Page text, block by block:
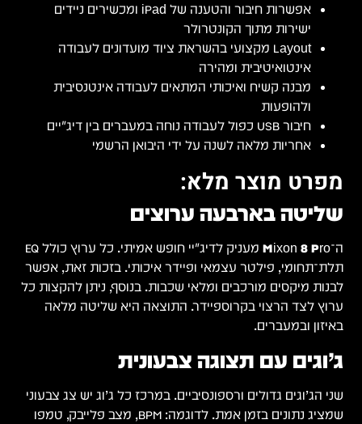
אפשרות חיבור והטענה של iPad ומכשירים ניידים
ישירות מתוך הקונטרולר
Layout מקצועי בהשראת ציוד מועדונים לעבודה
אינטואיטיבית ומהירה
מבנה קשיח ואיכותי המתאים לעבודה אינטנסיבית
ולהופעות
חיבור USB כפול לעבודה נוחה במעברים בין דיג׳יים
אחריות מלאה לשנה על ידי היבואן הרשמי
מפרט מוצר מלא:
שליטה בארבעה ערוצים
ה־Mixon 8 Pro
מעניק לדיג׳יי חופש אמיתי. כל ערוץ כולל EQ
תלת־תחומי, פילטר עצמאי ופיידר איכותי. בזכות זאת, אפשר
לבנות מיקסים מורכבים ומלאי שכבות. בנוסף, ניתן להקצות כל
ערוץ לצד הרצוי בקרוספיידר. התוצאה היא שליטה מלאה
באיזון ובמעברים.
ג’וגים עם תצוגה צבעונית
שני הג’וגים גדולים ורספונסיביים. במרכז כל ג’וג יש צג צבעוני
שמציג נתונים בזמן אמת. לדוגמה: BPM, מצב פלייבק, טמפו